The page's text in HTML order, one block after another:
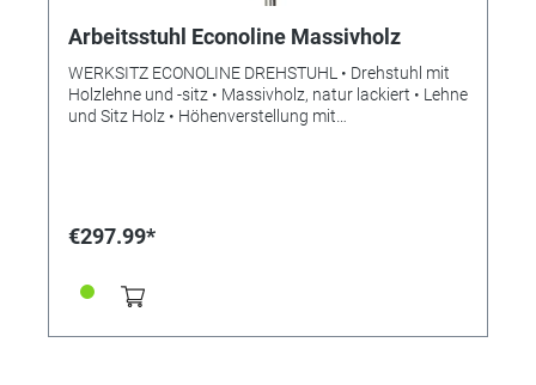
Arbeitsstuhl Econoline Massivholz
WERKSITZ ECONOLINE DREHSTUHL • Drehstuhl mit
Holzlehne und -sitz • Massivholz, natur lackiert • Lehne
und Sitz Holz • Höhenverstellung mit
50mm, Lehne 50mm • Gewicht: ca. 9,8kg •
Sitzhöhe 450 - 640mm • Sitzneigung: –4° bis +6° •
Sitzarretierung stufenlos • Lehnenneigung: –18° bis
€297.99*